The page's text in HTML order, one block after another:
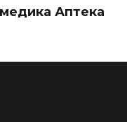
Аптека